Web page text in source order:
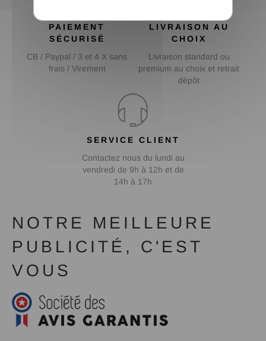
PAIEMENT
SÉCURISÉ
CB / Paypal / 3 et 4 X sans
frais / Virement
LIVRAISON AU
CHOIX
Livraison standard ou
premium au choix et retrait
dépôt
SERVICE CLIENT
Contactez nous du lundi au
vendredi de 9h à 12h et de
14h à 17h
NOTRE MEILLEURE
PUBLICITÉ, C'EST
VOUS